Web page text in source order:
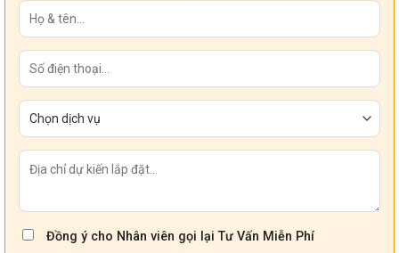
Đồng ý cho Nhân viên gọi lại Tư Vấn Miễn Phí